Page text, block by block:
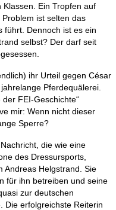
Ein Tropfen auf
ist selten das
führt. Dennoch ist es ein
selbst? Der darf seit
ihr Urteil gegen César
Pferdequälerei.
FEI-Geschichte“
mir: Wenn nicht dieser
Sperre?
die wie eine
des Dressursports,
Andreas Helgstrand. Sie
für ihn betreiben und seine
zur deutschen
Die erfolgreichste Reiterin